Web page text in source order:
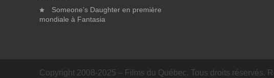
Someone’s Daughter en première
mondiale à Fantasia
Copyright 2008-2025 – Films du Québec. Tous droits réservés.